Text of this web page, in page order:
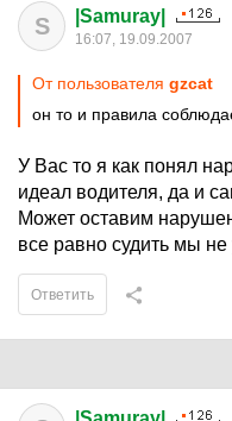
S |Samuray|
16:07, 19.09.2007
От пользователя gzcat
он то и правила
У Вас то я как понял
идеал водителя, да и
Может оставим
все равно судить мы
Ответить